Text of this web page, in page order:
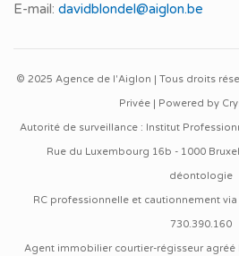
E-mail: davidblondel@aiglon.be
© 2025 Agence de l'Aiglon | Tous droits
Privée| Powered by
Autorité de surveillance : Institut
Rue du Luxembourg 16b - 1000
déontologie
RC professionnelle et cautionnement
730.390.160
Agent immobilier courtier-régisseur agréé